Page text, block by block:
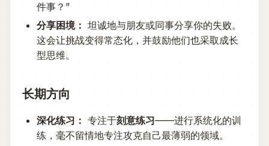
件事？”
分享困境： 坦诚地与朋友或同事分享你的失败。
这会让挑战变得常态化，并鼓励他们也采取成长
型思维。
长期方向
深化练习： 专注于刻意练习——进行系统化的训
练，毫不留情地专注攻克自己最薄弱的领域。